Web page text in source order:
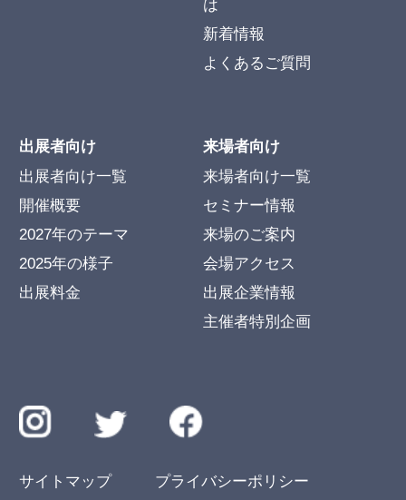
は
新着情報
よくあるご質問
出展者向け
出展者向け一覧
開催概要
2027年のテーマ
2025年の様子
出展料金
来場者向け
来場者向け一覧
セミナー情報
来場のご案内
会場アクセス
出展企業情報
主催者特別企画
サイトマップ プライバシーポリシー